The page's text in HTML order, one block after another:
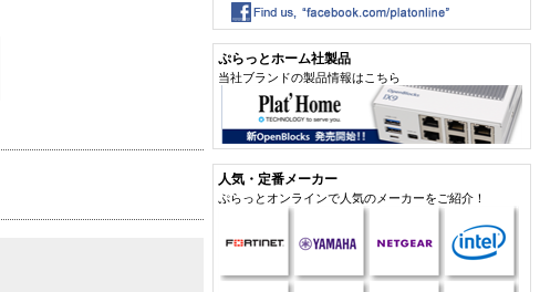
ぷらっとホーム社製品
当社ブランドの製品情報はこちら
人気・定番メーカー
ぷらっとオンラインで人気のメーカーをご紹介！